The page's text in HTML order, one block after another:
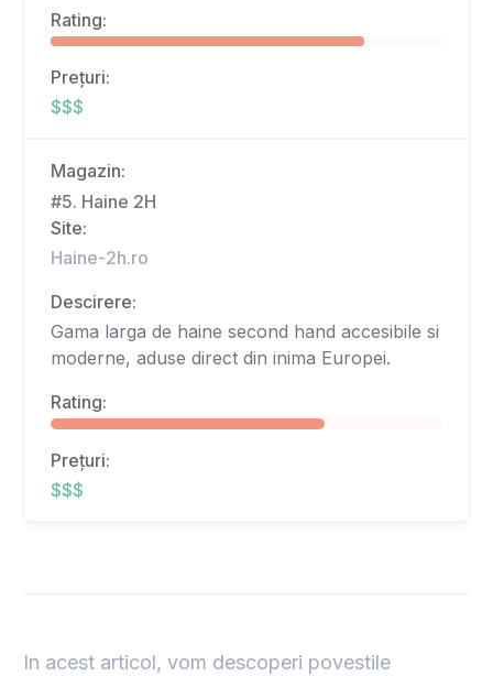
Rating:
Prețuri:
$$$
Magazin:
#5. Haine 2H
Site:
Haine-2h.ro
Descirere:
Gama larga de haine second hand accesibile si
moderne, aduse direct din inima Europei.
Rating:
Prețuri:
$$$
In acest articol, vom descoperi povestile